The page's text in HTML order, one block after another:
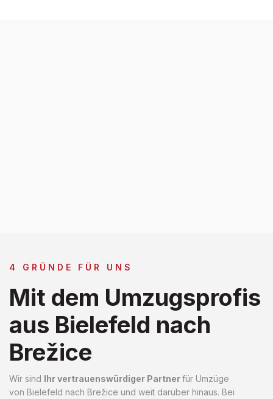
4 GRÜNDE FÜR UNS
Mit dem Umzugsprofis
aus Bielefeld nach
Brežice
Wir sind Ihr vertrauenswürdiger Partnerfür Umzüge
von Bielefeld nach Brežice und weit darüber hinaus. Bei